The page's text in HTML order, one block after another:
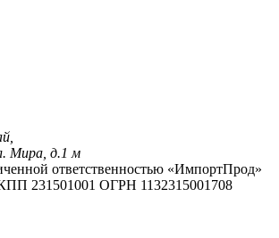
Мира, д.1 м
ответственностью «ИмпортПрод»
231501001 ОГРН 1132315001708